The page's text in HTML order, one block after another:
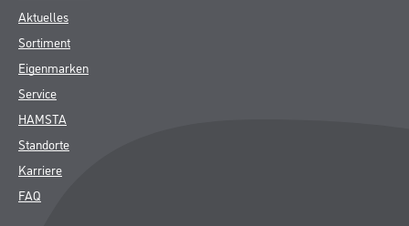
Aktuelles
Sortiment
Eigenmarken
Service
HAMSTA
Standorte
Karriere
FAQ